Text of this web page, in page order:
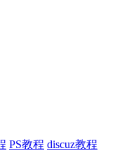
PS教程 discuz教程